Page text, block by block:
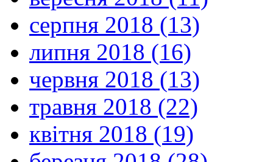
серпня 2018 (13)
липня 2018 (16)
червня 2018 (13)
травня 2018 (22)
квітня 2018 (19)